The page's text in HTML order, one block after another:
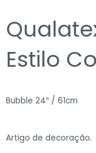
Estilo
Bubble 24″ / 61cm
Artigo de decoração.